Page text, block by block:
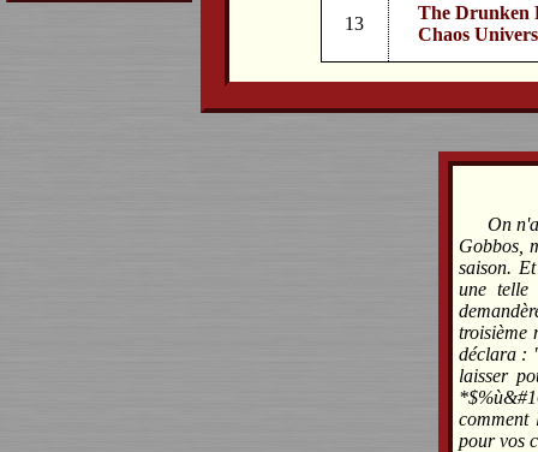
13
The Drunken
Chaos
On
Gobbos,
saison.
une telle
troisième
déclara :
laisser
pour vos